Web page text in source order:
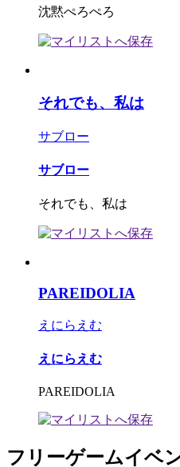
沈黙ぺろぺろ
それでも、私は
サブロー
サブロー
それでも、私は
PAREIDOLIA
えにらえむ
えにらえむ
PAREIDOLIA
フリーゲームイベ